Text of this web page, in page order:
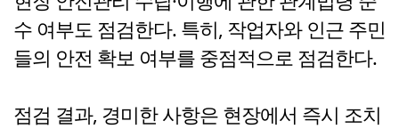
수 여부도 점검한다. 특히, 작업자와 인근 주민
들의 안전 확보 여부를 중점적으로 점검한다.
점검 결과, 경미한 사항은 현장에서 즉시 조치